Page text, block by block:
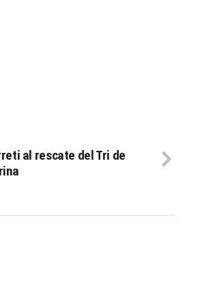
al rescate del Tri de